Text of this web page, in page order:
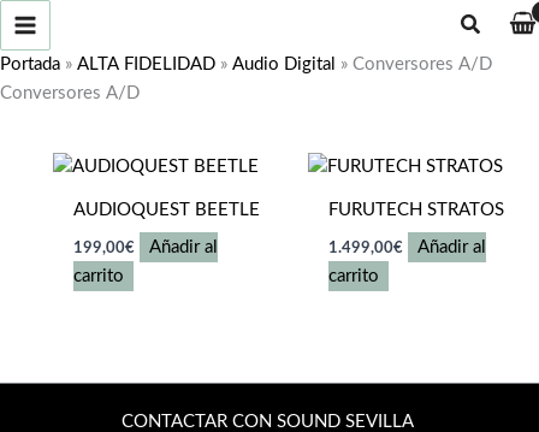
contenido
Buscar
Portada » ALTA FIDELIDAD » Audio Digital » Conversores A/D
Conversores A/D
AUDIOQUEST BEETLE
199,00€
Añadir al
carrito
FURUTECH STRATOS
1.499,00€
Añadir al
carrito
CONTACTAR CON SOUND SEVILLA